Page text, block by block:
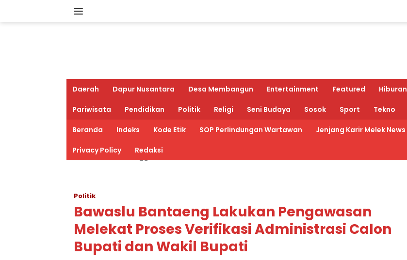
Daerah Dapur Nusantara Desa Membangun Entertainment Featured Hiburan
Pariwisata Pendidikan Politik Religi Seni Budaya Sosok Sport Tekno
Beranda Indeks Kode Etik SOP Perlindungan Wartawan Jenjang Karir Melek News
Privacy Policy Redaksi
Politik
Bawaslu Bantaeng Lakukan Pengawasan
Melekat Proses Verifikasi Administrasi Calon
Bupati dan Wakil Bupati